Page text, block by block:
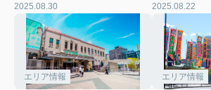
2025.08.30 2025.08.22
エリア情報 エリア情報